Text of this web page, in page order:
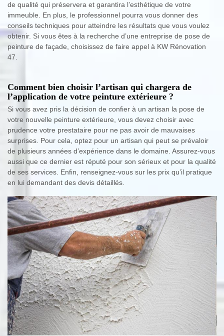
de qualité qui préservera et garantira l’esthétique de votre
immeuble. En plus, le professionnel pourra vous donner des
conseils techniques pour atteindre les résultats que vous voulez
obtenir. Si vous êtes à la recherche d’une entreprise de pose de
peinture de façade, choisissez de faire appel à KW Rénovation
47.
Comment bien choisir l’artisan qui chargera de
l’application de votre peinture extérieure ?
Si vous avez pris la décision de confier à un artisan la pose de
votre nouvelle peinture extérieure, vous devez choisir avec
prudence votre prestataire pour ne pas avoir de mauvaises
surprises. Pour cela, optez pour un artisan qui peut se prévaloir
de plusieurs années d’expérience dans le domaine. Assurez-vous
aussi que ce dernier est réputé pour son sérieux et pour la qualité
de ses services. Enfin, renseignez-vous sur les prix qu’il pratique
en lui demandant des devis détaillés.